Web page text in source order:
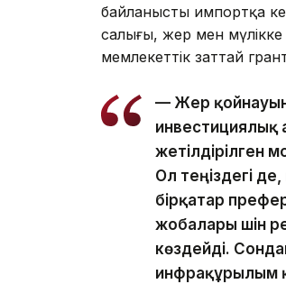
байланысты импортқа
салығы, жер мен мүлікке
мемлекеттік заттай
— Жер қойнауын
инвестициялық
жетілдірілген
Ол теңіздегі
бірқатар
жобалары үшін
көздейді.
инфрақұрылым